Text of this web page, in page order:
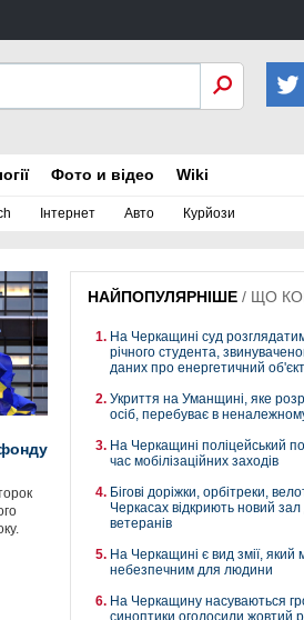
Інтернет Авто Курйози
Фото и відео Wiki
НАЙПОПУЛЯРНІШЕ / ЩО
На Черкащині суд
річного студента,
даних про енергетичний
Укриття на Уманщині, яке
осіб, перебуває в
На Черкащині поліцейський
час мобілізаційних заходів
Бігові доріжки, орбітреки,
Черкасах відкриють новий зал
ветеранів
На Черкащині є вид змії, який
небезпечним для людини
На Черкащину насуваються
синоптики оголосили жовтий